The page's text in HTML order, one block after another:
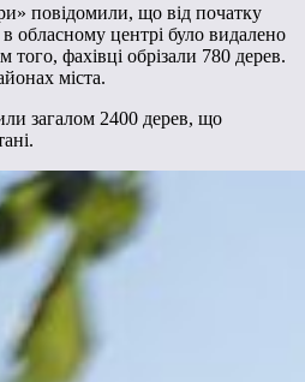
повідомили, що від початку
обласному центрі було видалено
того, фахівці обрізали 780 дерев.
міста.
загалом 2400 дерев, що